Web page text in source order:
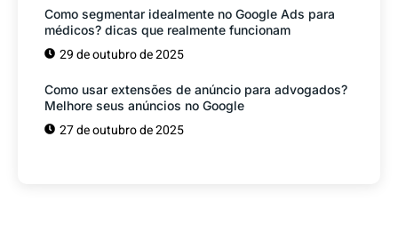
Como segmentar idealmente no Google Ads para
médicos? dicas que realmente funcionam
29 de outubro de 2025
Como usar extensões de anúncio para advogados?
Melhore seus anúncios no Google
27 de outubro de 2025